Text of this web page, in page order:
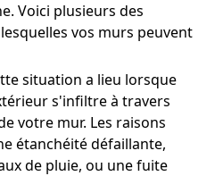
Voici plusieurs des
vos murs peuvent
situation a lieu lorsque
s'infiltre à travers
votre mur. Les raisons
étanchéité défaillante,
de pluie, ou une fuite